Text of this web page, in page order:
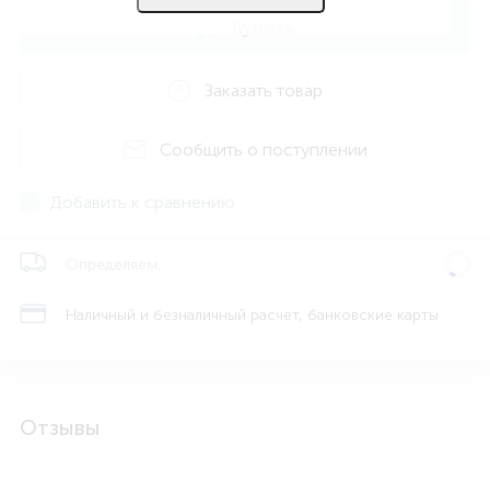
Заказать товар
Сообщить о поступлении
Наличный и безналичный расчет, банковские карты
Отзывы